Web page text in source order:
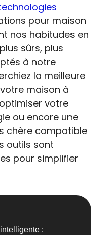
pour maison
nos habitudes en
sûrs, plus
à notre
la meilleure
maison à
votre
ou encore une
chère compatible
outils sont
pour simplifier
: